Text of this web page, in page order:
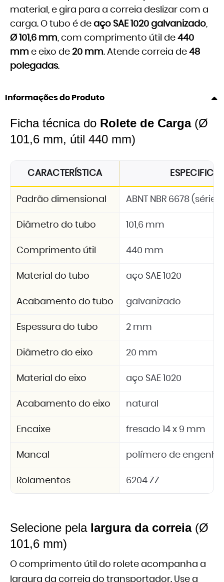
material, e gira para a correia deslizar com a
carga. O tubo é de aço SAE 1020 galvanizado,
Ø 101,6 mm, com comprimento útil de 440
mm e eixo de 20 mm. Atende correia de 48
polegadas.
Informações do Produto
Ficha técnica do Rolete de Carga(Ø
101,6 mm, útil 440 mm)
CARACTERÍSTICA
Padrão dimensional ABNT NBR 6678 (série
Diâmetro do tubo 101,6 mm
Comprimento útil 440 mm
Material do tubo aço SAE 1020
Acabamento do tubo galvanizado
Espessura do tubo 2 mm
Diâmetro do eixo 20 mm
Material do eixo aço SAE 1020
Acabamento do eixo natural
Encaixe fresado 14 x 9 mm
Mancal polímero de
Rolamentos 6204 ZZ
Selecione pela largura da correia(Ø
101,6 mm)
O comprimento útil do rolete acompanha a
largura da correia do transportador. Use a